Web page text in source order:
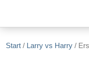
Start / Larry vs Harry /